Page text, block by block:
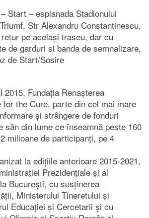
– Start – esplanada Stadionului
Str Alexandru Constantinescu,
pe același traseu, dar cu
de garduri si banda de semnalizare,
de Start/Sosire
2015, Fundația Renașterea
for the Cure, parte din cel mai mare
și strângere de fonduri
sân din lume ce înseamnă peste 160
milioane de participanți, pe 4
la edițiile anterioare 2015-2021,
Prezidențiale și al
București, cu susținerea
Ministerului Tineretului și
Educației și Cercetarii și cu